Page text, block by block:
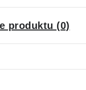
produktu (0)